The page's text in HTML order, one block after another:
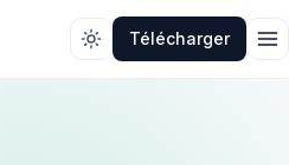
Télécharger